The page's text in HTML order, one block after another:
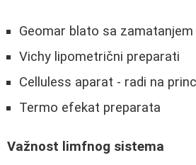
Geomar blato sa
Vichy lipometrični preparati
Celluless aparat - radi na
Termo efekat preparata
Važnost limfnog sistema